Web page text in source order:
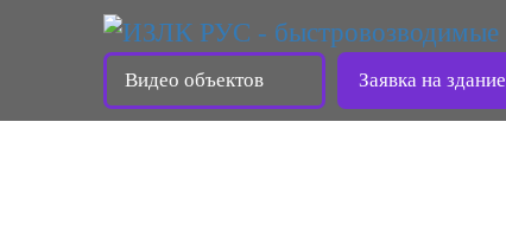
Видео объектов Заявка на здание